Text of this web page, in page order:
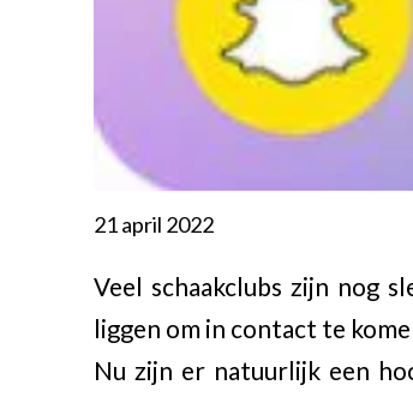
21 april 2022
Veel schaakclubs zijn nog
liggen om in contact te
Nu zijn er natuurlijk een